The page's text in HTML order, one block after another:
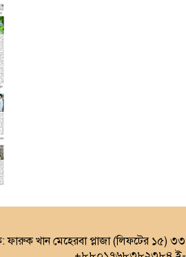
ফারুক খান মেহেরবা প্লাজা (লিফটের ১৫)